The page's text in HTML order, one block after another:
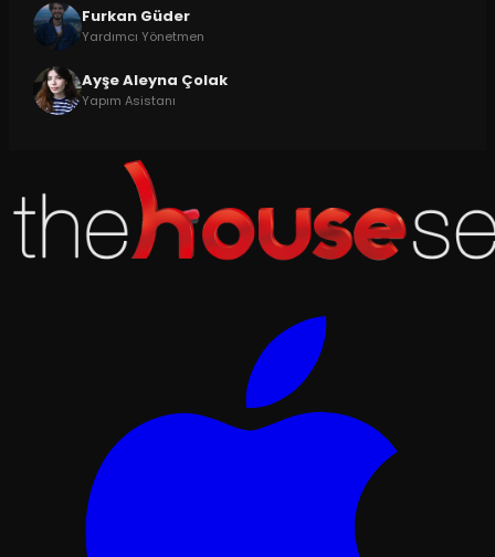
Furkan Güder
Yardımcı Yönetmen
Ayşe Aleyna Çolak
Yapım Asistanı